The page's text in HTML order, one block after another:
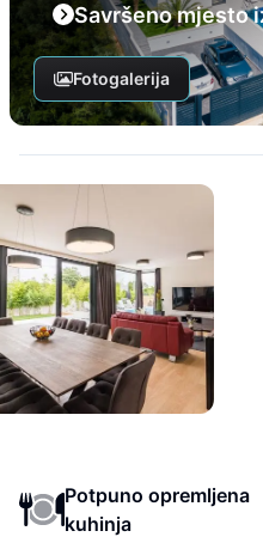
Savršeno mjesto
Fotogalerija
Potpuno opremljena
kuhinja